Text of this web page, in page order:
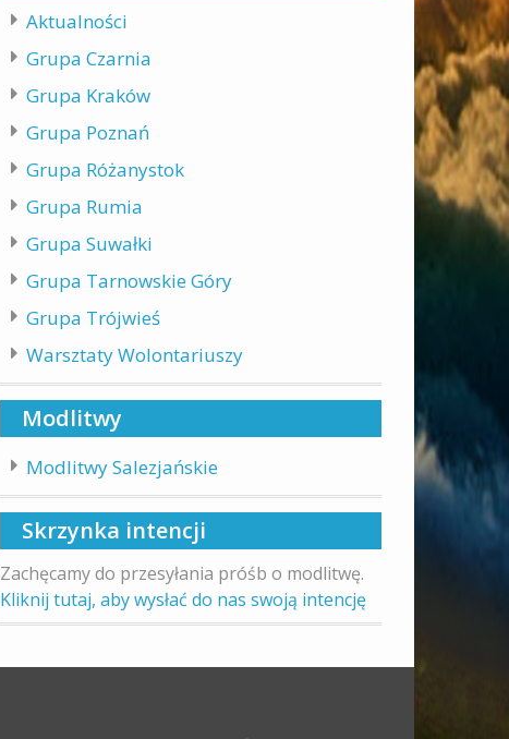
Aktualności
Grupa Czarnia
Grupa Kraków
Grupa Poznań
Grupa Różanystok
Grupa Rumia
Grupa Suwałki
Grupa Tarnowskie Góry
Grupa Trójwieś
Warsztaty Wolontariuszy
Modlitwy
Modlitwy Salezjańskie
Skrzynka intencji
Zachęcamy do przesyłania próśb o modlitwę.
Kliknij tutaj, aby wysłać do nas swoją intencję